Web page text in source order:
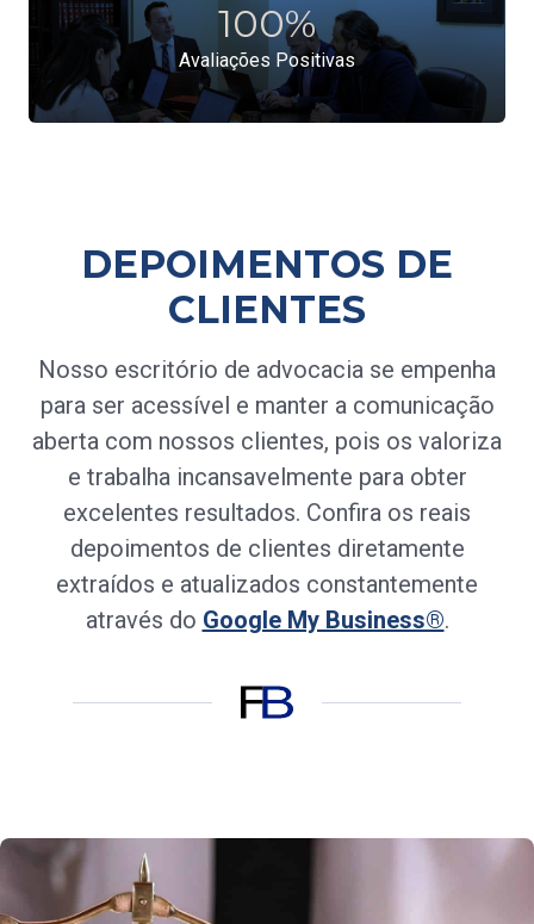
Avaliações Positivas
100%
DEPOIMENTOS DE
CLIENTES
Nosso escritório de advocacia se empenha
para ser acessível e manter a comunicação
aberta com nossos clientes, pois os valoriza
e trabalha incansavelmente para obter
excelentes resultados. Confira os reais
depoimentos de clientes diretamente
extraídos e atualizados constantemente
através do Google My Business®.